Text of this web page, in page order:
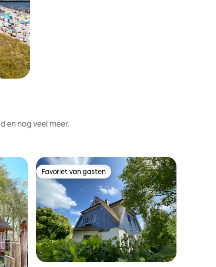
en nog veel meer.
Favoriet van gasten
Favoriet van gasten